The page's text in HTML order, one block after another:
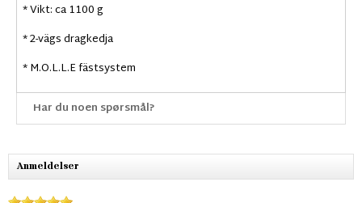
* Vikt: ca 1100 g
* 2-vägs dragkedja
* M.O.L.L.E fästsystem
Har du noen spørsmål?
Anmeldelser